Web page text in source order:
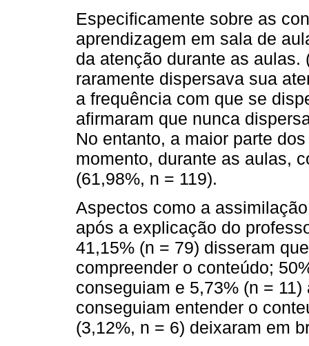
Especificamente sobre as
aprendizagem em sala de
da atenção durante as
raramente dispersava sua
a frequência com que se
afirmaram que nunca
No entanto, a maior parte
momento, durante as aulas,
(61,98%, n = 119).
Aspectos como a
após a explicação do
41,15% (n = 79) disseram
compreender o conteúdo;
conseguiam e 5,73% (n =
conseguiam entender o
(3,12%, n = 6) deixaram em